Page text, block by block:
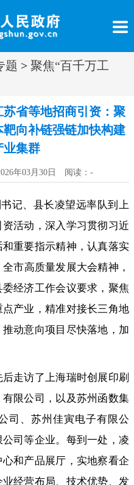
题 > 聚焦“百千万工
省等地招商引资：聚
向补链强链加快构建
业集群
年03月30日 阅读： -
记、县长凌望远率队到上
活动，深入学习贯彻习近
重要指示精神 ，认真落实
市高质量发展大会精神，
经济工作会议要求 ， 聚焦
产业，精准对接长三角地
动意向项目尽快落地 ， 加
走访了上海瑞时创展印刷
限公司，以及苏州函数集
司、苏州佳寅电子有限公
司等企业。 每到一处，凌
和产品展厅 ， 实地察看企
经营布局、技术优势、发